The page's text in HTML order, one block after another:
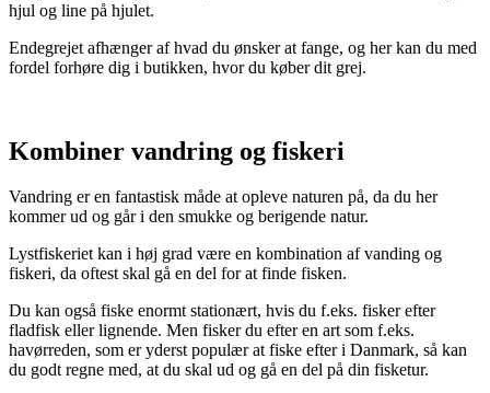
hjul og line på hjulet.
Endegrejet afhænger af hvad du ønsker at fange, og her kan du med
fordel forhøre dig i butikken, hvor du køber dit grej.
Kombiner vandring og fiskeri
Vandring er en fantastisk måde at opleve naturen på, da du her
kommer ud og går i den smukke og berigende natur.
Lystfiskeriet kan i høj grad være en kombination af vanding og
fiskeri, da oftest skal gå en del for at finde fisken.
Du kan også fiske enormt stationært, hvis du f.eks. fisker efter
fladfisk eller lignende. Men fisker du efter en art som f.eks.
havørreden, som er yderst populær at fiske efter i Danmark, så kan
du godt regne med, at du skal ud og gå en del på din fisketur.